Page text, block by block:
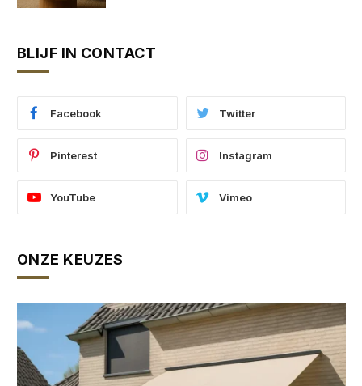
BLIJF IN CONTACT
Facebook Twitter
Pinterest Instagram
YouTube Vimeo
ONZE KEUZES